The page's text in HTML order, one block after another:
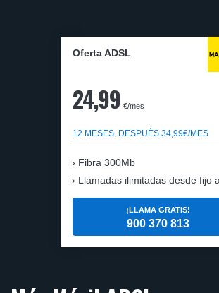
Oferta ADSL
24,99 €/mes
12 MESES, DESPUÉS 34,99€/MES
Fibra 300Mb
Llamadas ilimitadas desde fijo
¡LLAMA GRATIS!
900 370 813